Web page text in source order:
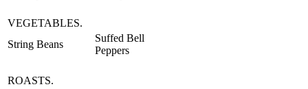
VEGETABLES.
String Beans
Suffed Bell
Peppers
ROASTS.